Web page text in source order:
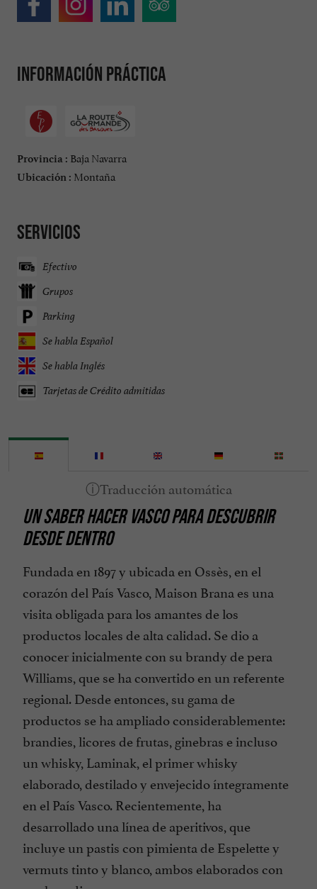
Información práctica
Provincia : Baja Navarra
Ubicación : Montaña
Servicios
Efectivo
Grupos
Parking
Se habla Español
Se habla Inglés
Tarjetas de Crédito admitidas
UN SABER HACER VASCO PARA DESCUBRIR
DESDE DENTRO
Fundada en 1897 y ubicada en Ossès, en el
corazón del País Vasco, Maison Brana es una
visita obligada para los amantes de los
productos locales de alta calidad. Se dio a
conocer inicialmente con su brandy de pera
Williams, que se ha convertido en un referente
regional. Desde entonces, su gama de
productos se ha ampliado considerablemente:
brandies, licores de frutas, ginebras e incluso
un whisky, Laminak, el primer whisky
elaborado, destilado y envejecido íntegramente
en el País Vasco. Recientemente, ha
desarrollado una línea de aperitivos, que
incluye un pastis con pimienta de Espelette y
vermuts tinto y blanco, ambos elaborados con